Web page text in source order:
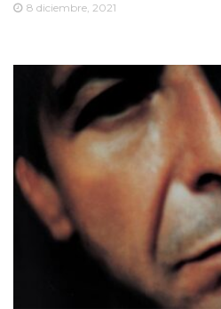
8 diciembre, 2021